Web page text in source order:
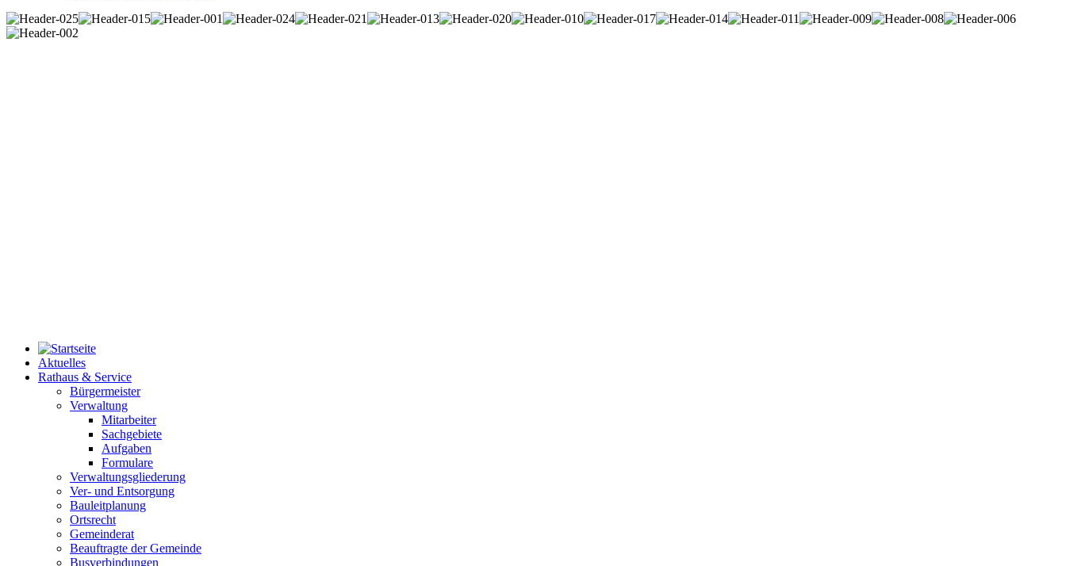
Aktuelles
Rathaus & Service
Bürgermeister
Verwaltung
Mitarbeiter
Sachgebiete
Aufgaben
Formulare
Verwaltungsgliederung
Ver- und Entsorgung
Bauleitplanung
Ortsrecht
Gemeinderat
Beauftragte der Gemeinde
Busverbindungen